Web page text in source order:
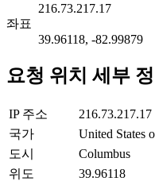
216.73.217.17
좌표
39.96118, -82.99879
요청 위치 세부
IP 주소
216.73.217.17
국가
United States
도시
Columbus
위도
39.96118